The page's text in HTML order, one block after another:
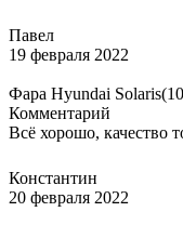
Павел
19 февраля 2022
Фара Hyundai
Комментарий
Всё хорошо, качество
Константин
20 февраля 2022